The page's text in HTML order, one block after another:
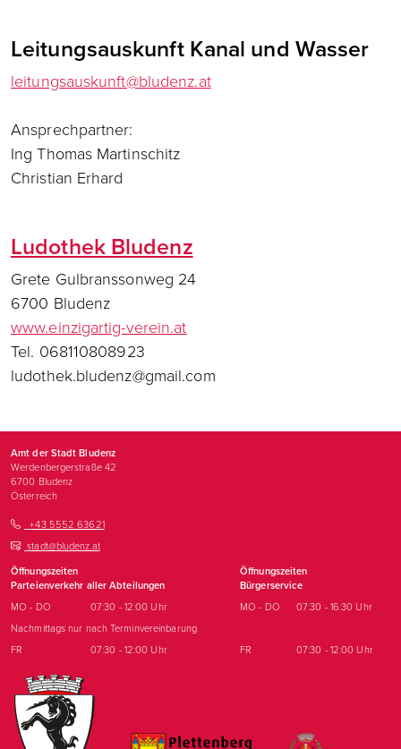
Leitungsauskunft Kanal und Wasser
leitungsauskunft@bludenz.at
Ansprechpartner:
Ing Thomas Martinschitz
Christian Erhard
Ludothek Bludenz
Grete Gulbranssonweg 24
6700 Bludenz
www.einzigartig-verein.at
Tel. 068110808923
ludothek.bludenz@gmail.com
Amt der Stadt Bludenz
Werdenbergerstraße 42
6700 Bludenz
Österreich
+43 5552 63621
stadt@bludenz.at
Öffnungszeiten
Parteienverkehr aller Abteilungen
Öffnungszeiten
Bürgerservice
MO - DO
07:30 - 12:00 Uhr MO - DO
07:30 - 16:30 Uhr
Nachmittags nur nach Terminvereinbarung
FR
07:30 - 12:00 Uhr FR 07:30 - 12:00 Uhr